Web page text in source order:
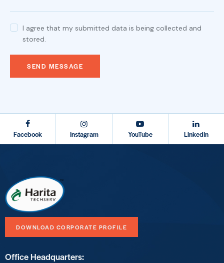
I agree that my submitted data is being collected and
stored.
SEND MESSAGE
Facebook Instagram YouTube LinkedIn
DOWNLOAD CORPORATE PROFILE
Office Headquarters: